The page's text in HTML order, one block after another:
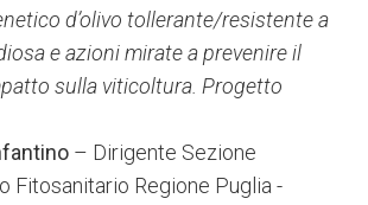
d’olivo tollerante/resistente a
e azioni mirate a prevenire il
sulla viticoltura. Progetto
– Dirigente Sezione
Fitosanitario Regione Puglia -